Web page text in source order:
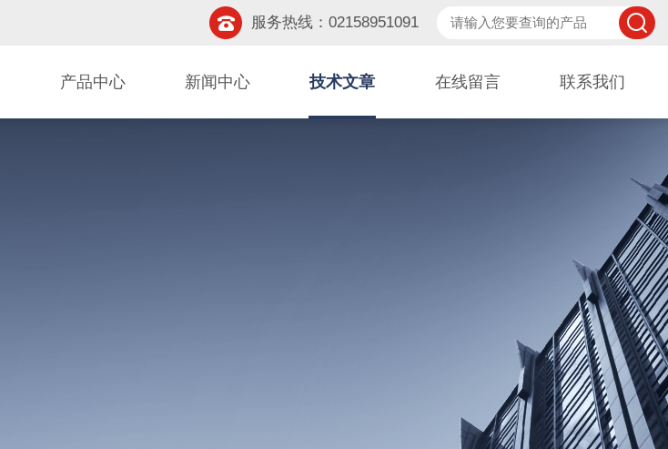
服务热线：02158951091
产品中心 新闻中心 技术文章 在线留言 联系我们